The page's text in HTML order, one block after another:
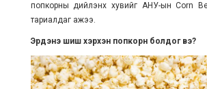
попкорны дийлэнх хувийг АНУ-ын Corn
тариалдаг ажээ.
Эрдэнэ шиш хэрхэн попкорн болдог вэ?